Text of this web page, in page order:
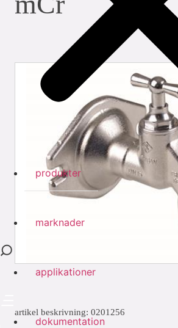
produkter
marknader
applikationer
dokumentation
artikel beskrivning: 0201256